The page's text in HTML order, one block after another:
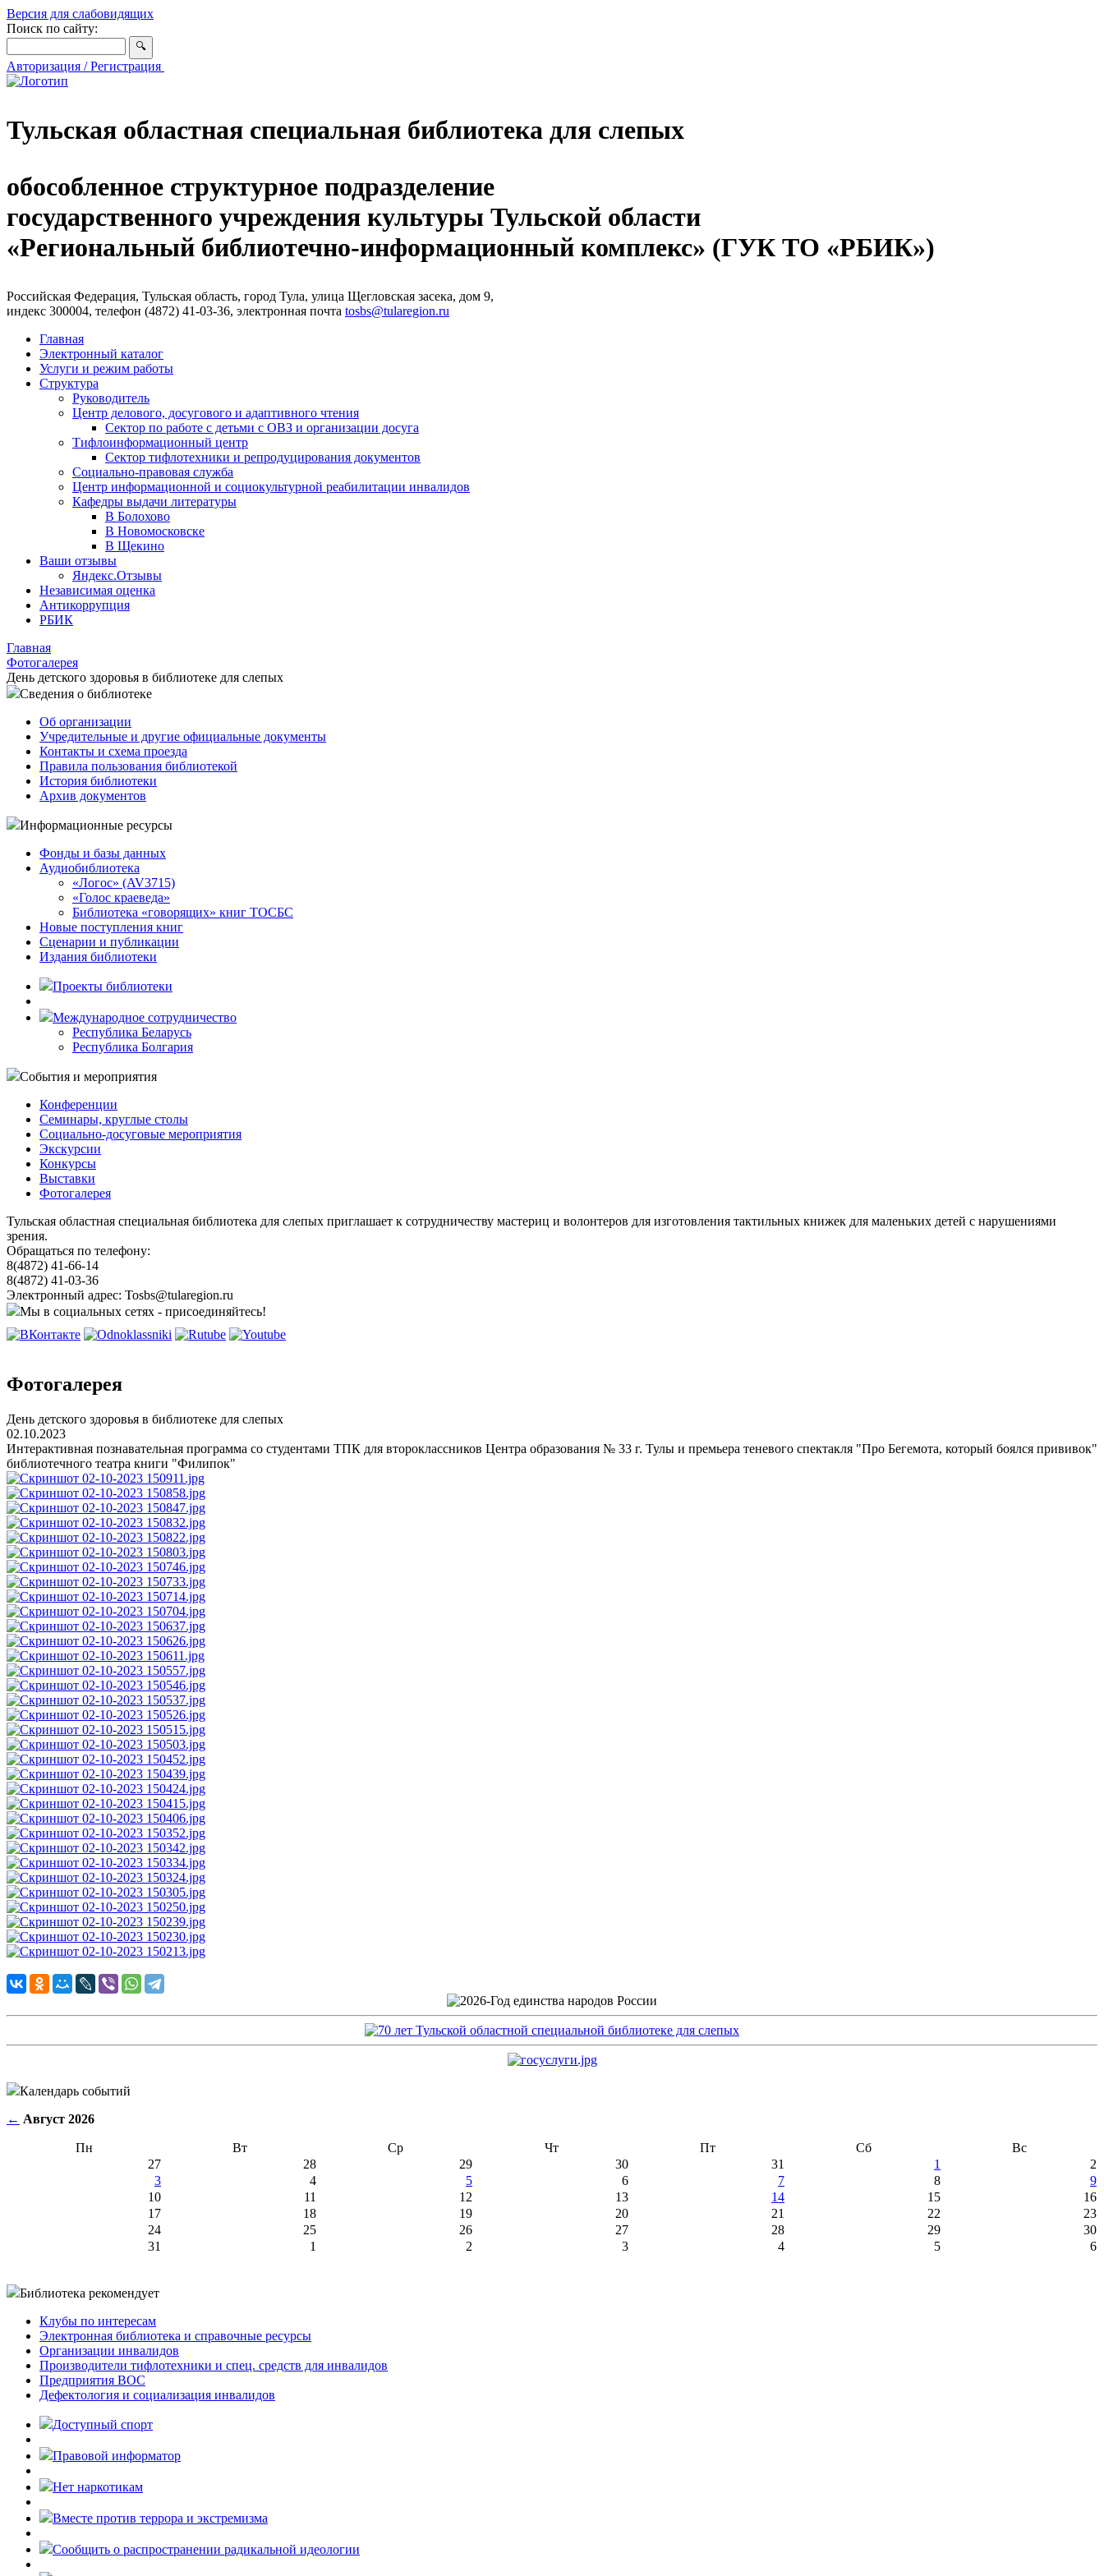
Версия для слабовидящих
Поиск по сайту:
Авторизация / Регистрация
Тульская областная специальная библиотека для слепых
обособленное структурное подразделение
государственного учреждения культуры Тульской области
«Региональный библиотечно-информационный комплекс» (ГУК ТО «РБИК»)
Российская Федерация, Тульская область, город Тула, улица Щегловская засека, дом 9,
индекс 300004, телефон (4872) 41-03-36, электронная почта tosbs@tularegion.ru
Главная
Электронный каталог
Услуги и режим работы
Структура
Руководитель
Центр делового, досугового и адаптивного чтения
Сектор по работе с детьми с ОВЗ и организации досуга
Тифлоинформационный центр
Сектор тифлотехники и репродуцирования документов
Социально-правовая служба
Центр информационной и социокультурной реабилитации инвалидов
Кафедры выдачи литературы
В Болохово
В Новомосковске
В Щекино
Ваши отзывы
Яндекс.Отзывы
Независимая оценка
Антикоррупция
РБИК
Главная
Фотогалерея
День детского здоровья в библиотеке для слепых
Сведения о библиотеке
Об организации
Учредительные и другие официальные документы
Контакты и схема проезда
Правила пользования библиотекой
История библиотеки
Архив документов
Информационные ресурсы
Фонды и базы данных
Аудиобиблиотека
«Логос» (AV3715)
«Голос краеведа»
Библиотека «говорящих» книг ТОСБС
Новые поступления книг
Сценарии и публикации
Издания библиотеки
Проекты библиотеки
Международное сотрудничество
Республика Беларусь
Республика Болгария
События и мероприятия
Конференции
Семинары, круглые столы
Социально-досуговые мероприятия
Экскурсии
Конкурсы
Выставки
Фотогалерея
Тульская областная специальная библиотека для слепых приглашает к сотрудничеству мастериц и волонтеров для изготовления тактильных книжек для маленьких детей с нарушениями
зрения.
Обращаться по телефону:
8(4872) 41-66-14
8(4872) 41-03-36
Электронный адрес: Tosbs@tularegion.ru
Мы в социальных сетях - присоединяйтесь!
Фотогалерея
День детского здоровья в библиотеке для слепых
02.10.2023
Интерактивная познавательная программа со студентами ТПК для второклассников Центра образования № 33 г. Тулы и премьера теневого спектакля "Про Бегемота, который боялся прививок"
библиотечного театра книги "Филипок"
Календарь событий
← Август 2026
Пн Вт Ср Чт Пт Сб
Вс
27
28 29 30 31 1
2
3
4 5 6 7 8
9
10
11 12 13 14 15
16
17
18 19 20 21 22
23
24
25 26 27 28 29
30
31
1 2 3 4 5 6
Библиотека рекомендует
Клубы по интересам
Электронная библиотека и справочные ресурсы
Организации инвалидов
Производители тифлотехники и спец. средств для инвалидов
Предприятия ВОС
Дефектология и социализация инвалидов
Доступный спорт
Правовой информатор
Нет наркотикам
Вместе против террора и экстремизма
Cообщить о распространении радикальной идеологии